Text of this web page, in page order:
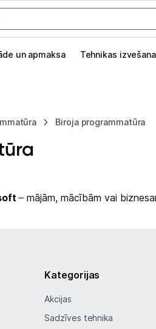
un apmaksa Tehnikas izvešana
Biroja programmatūra
– mājām, mācībām vai
Kategorijas
Akcijas
Sadzīves tehnika